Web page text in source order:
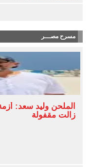
مسرح مصـــر
الملحن وليد سعد:
زالت مقفولة